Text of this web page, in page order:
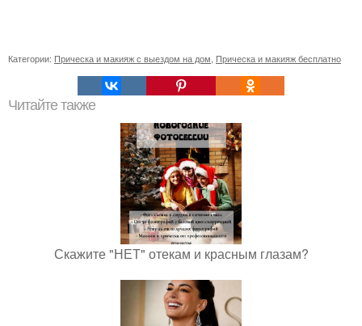
Категории: Прическа и макияж с выездом на дом Прическа и макияж бесплатно
Читайте также
Скажите "НЕТ" отекам и красным глазам?